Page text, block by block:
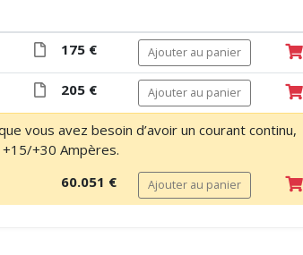
175 € Ajouter au panier
205 € Ajouter au panier
vous avez besoin d’avoir un courant continu,
+30 Ampères.
60.051 € Ajouter au panier